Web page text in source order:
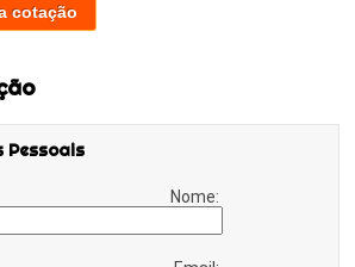
cotação
Pessoais
Nome: